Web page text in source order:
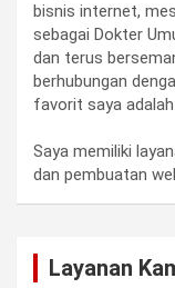
bisnis internet,
sebagai Dokter
dan terus
berhubungan
favorit saya adalah
Saya memiliki
dan pembuatan
Layanan